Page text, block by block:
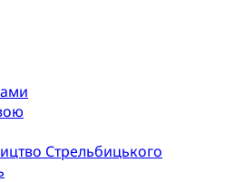
Стрельбицького